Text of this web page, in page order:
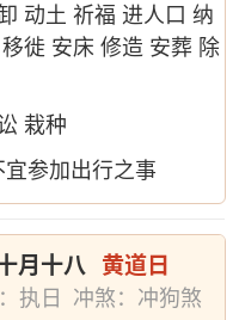
动土 祈福 进人口 纳
徙 安床 修造 安葬 除
栽种
参加出行之事
月十八 黄道日
执日
冲煞：冲狗煞